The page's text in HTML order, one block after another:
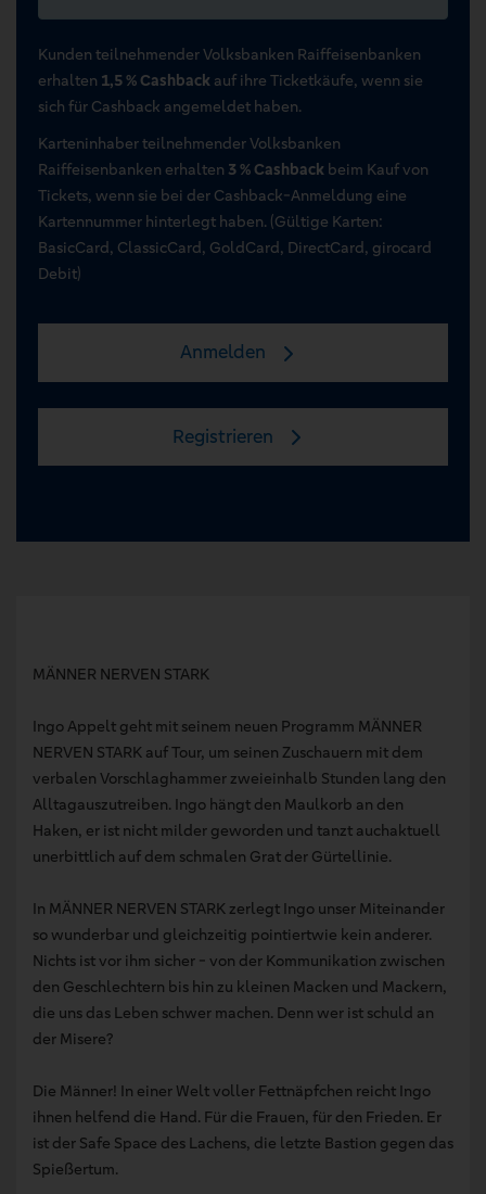
Kunden teilnehmender Volksbanken Raiffeisenbanken
erhalten 1,5 % Cashback auf ihre Ticketkäufe, wenn sie
sich für Cashback angemeldet haben.
Karteninhaber teilnehmender Volksbanken
Raiffeisenbanken erhalten 3 % Cashback beim Kauf von
Tickets, wenn sie bei der Cashback-Anmeldung eine
Kartennummer hinterlegt haben. (Gültige Karten:
BasicCard, ClassicCard, GoldCard, DirectCard, girocard
Debit)
Anmelden
Registrieren
MÄNNER NERVEN STARK
Ingo Appelt geht mit seinem neuen Programm MÄNNER
NERVEN STARK auf Tour, um seinen Zuschauern mit dem
verbalen Vorschlaghammer zweieinhalb Stunden lang den
Alltagauszutreiben. Ingo hängt den Maulkorb an den
Haken, er ist nicht milder geworden und tanzt auchaktuell
unerbittlich auf dem schmalen Grat der Gürtellinie.
In MÄNNER NERVEN STARK zerlegt Ingo unser Miteinander
so wunderbar und gleichzeitig pointiertwie kein anderer.
Nichts ist vor ihm sicher - von der Kommunikation zwischen
den Geschlechtern bis hin zu kleinen Macken und Mackern,
die uns das Leben schwer machen. Denn wer ist schuld an
der Misere?
Die Männer! In einer Welt voller Fettnäpfchen reicht Ingo
ihnen helfend die Hand. Für die Frauen, für den Frieden. Er
ist der Safe Space des Lachens, die letzte Bastion gegen das
Spießertum.